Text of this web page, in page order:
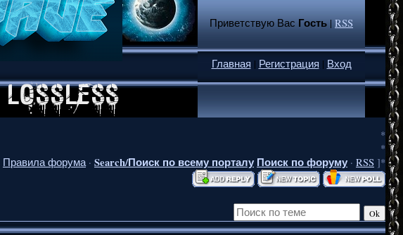
Приветствую Вас Гость|RSS
Главная | Регистрация | Вход
*
*
Правила форума · Search/Поиск по всему порталу Поиск по форуму · RSS ]*